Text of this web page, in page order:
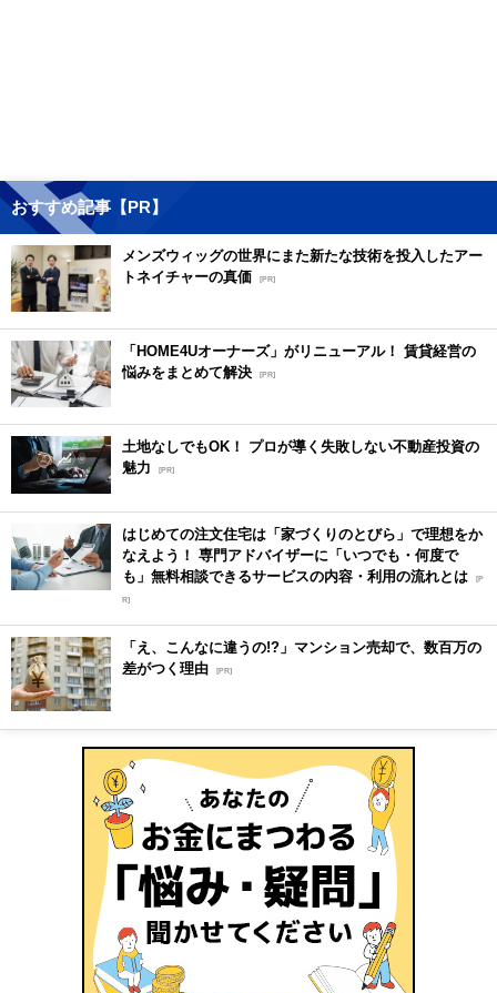
おすすめ記事【PR】
メンズウィッグの世界にまた新たな技術を投入したアー
トネイチャーの真価 [PR]
「HOME4Uオーナーズ」がリニューアル！ 賃貸経営の
悩みをまとめて解決 [PR]
土地なしでもOK！ プロが導く失敗しない不動産投資の
魅力
[PR]
はじめての注文住宅は「家づくりのとびら」で理想をか
なえよう！ 専門アドバイザーに「いつでも・何度で
も」無料相談できるサービスの内容・利用の流れとは [P
R]
「え、こんなに違うの!?」マンション売却で、数百万の
差がつく理由 [PR]